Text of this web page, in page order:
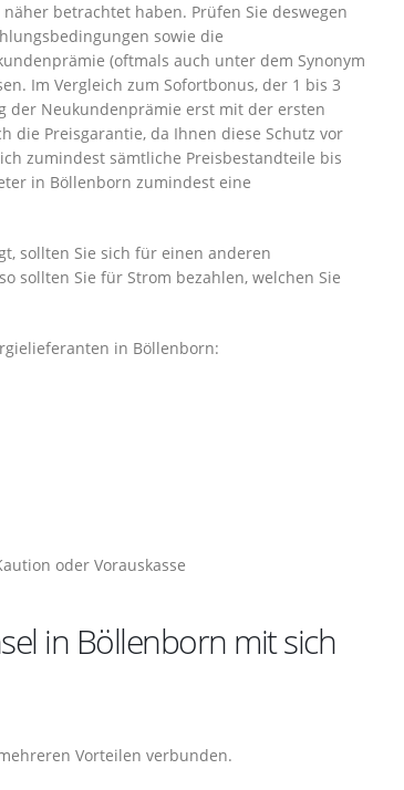
betrachtet haben. Prüfen Sie deswegen
sowie die
(oftmals auch unter dem Synonym
Im Vergleich zum Sofortbonus, der 1 bis 3
der Neukundenprämie erst mit der ersten
die Preisgarantie, da Ihnen diese Schutz vor
zumindest sämtliche Preisbestandteile bis
in Böllenborn zumindest eine
sollten Sie sich für einen anderen
sollten Sie für Strom bezahlen, welchen Sie
in Böllenborn:
oder Vorauskasse
in Böllenborn mit sich
Vorteilen verbunden.